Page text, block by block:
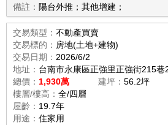
備註： 陽台外推；其他增建；
交易類型： 不動產買賣
交易標的： 房地(土地+建物)
交易日期： 2026/6/2
地址： 台南市永康區正強里正強街215巷
總價： 1,930萬 建坪： 56.2坪
樓層/樓高： 全/四層
屋齡： 19.7年
用途： 住家用